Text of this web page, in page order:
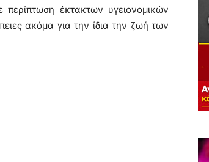
έκτακτων υγειονομικών
ακόμα για την ίδια την ζωή των